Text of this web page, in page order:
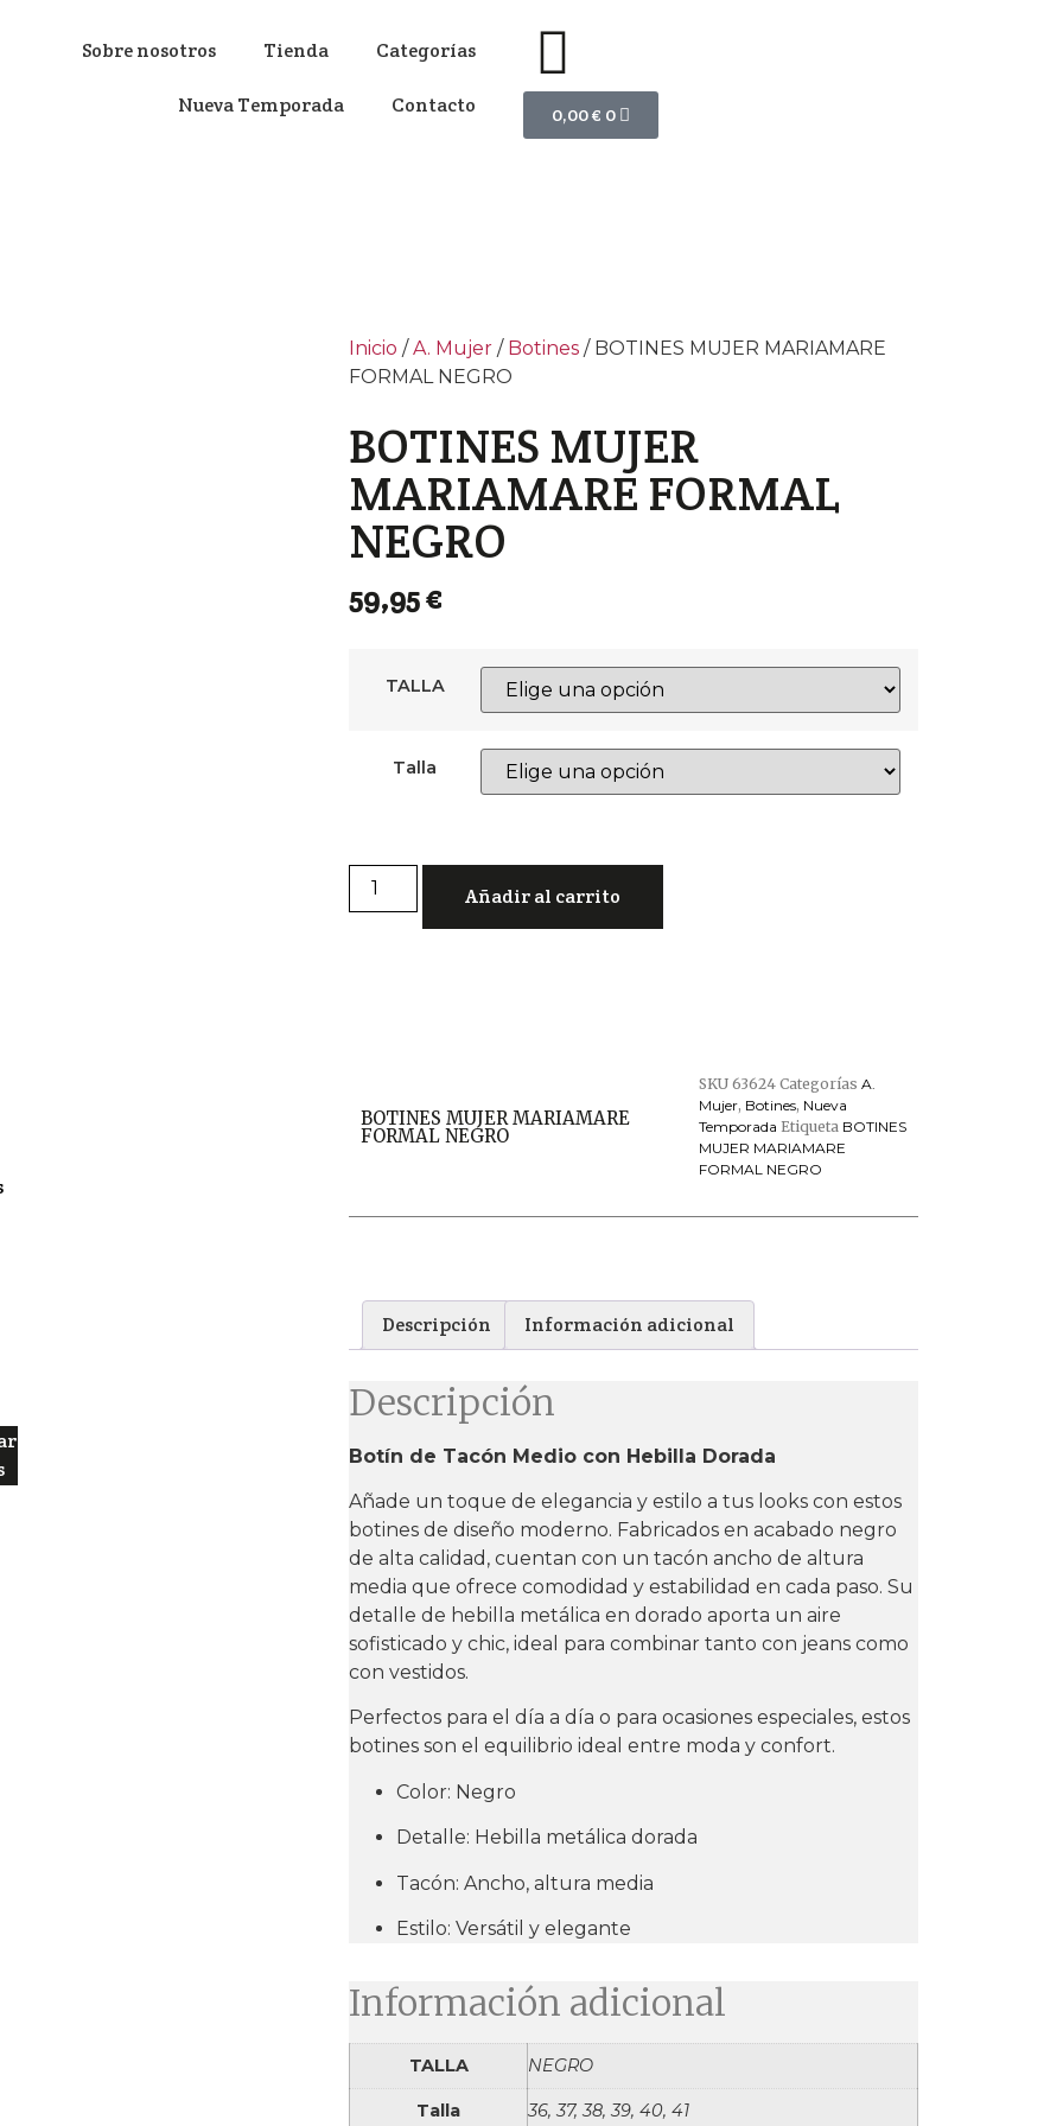
Sobre nosotros Tienda Categorías
Nueva Temporada Contacto 0,00€ 0
Inicio /A. Mujer / Botines / BOTINES MUJER MARIAMARE
FORMAL NEGRO
BOTINES MUJER
MARIAMARE FORMAL
NEGRO
59,95€
TALLA
Talla
Añadir al carrito
BOTINES MUJER MARIAMARE
FORMAL NEGRO
SKU 63624 Categorías A.
Mujer, Botines, Nueva
Temporada Etiqueta BOTINES
MUJER MARIAMARE
FORMAL NEGRO
Descripción Información adicional
Descripción
Botín de Tacón Medio con Hebilla Dorada
Añade un toque de elegancia y estilo a tus looks con estos
botines de diseño moderno. Fabricados en acabado negro
de alta calidad, cuentan con un tacón ancho de altura
media que ofrece comodidad y estabilidad en cada paso. Su
detalle de hebilla metálica en dorado aporta un aire
sofisticado y chic, ideal para combinar tanto con jeans como
con vestidos.
Perfectos para el día a día o para ocasiones especiales, estos
botines son el equilibrio ideal entre moda y confort.
Color: Negro
Detalle: Hebilla metálica dorada
Tacón: Ancho, altura media
Estilo: Versátil y elegante
Información adicional
TALLA NEGRO
Talla 36, 37, 38, 39, 40, 41